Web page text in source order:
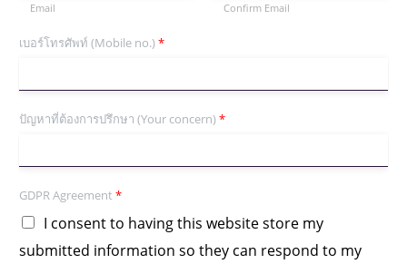
Email Confirm Email
เบอร์โทรศัพท์ (Mobile no.)*
ปัญหาที่ต้องการปรึกษา (Your concern)*
GDPR Agreement *
I consent to having this website store my
submitted information so they can respond to my